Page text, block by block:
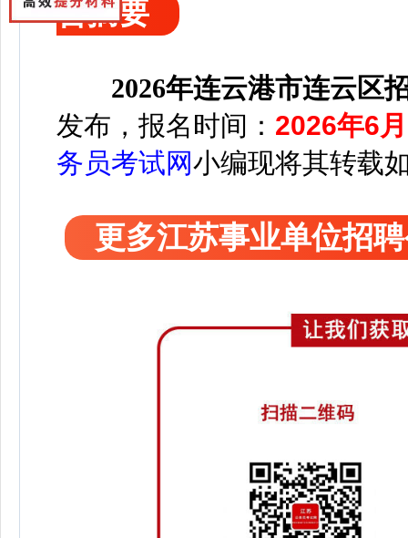
告摘要
2026年连云港市连云区
发布， 报名时间： 2026年6
务员考试网小编现将其转载
更多江苏事业单位招